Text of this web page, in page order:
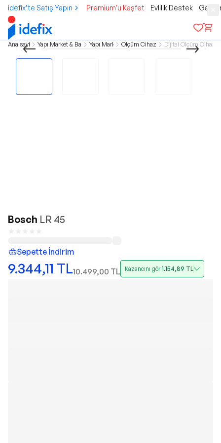
idefix’te Satış Yapın Premium'u Keşfet Evlilik Destek
Ana sayfa Yapı Market & BahçeYapı Market Ölçüm Cihazları Dijital Ölçüm
Bosch LR 45
Sepette İndirim
9.344,11 TL10.499,00 TL Kazancını gör1.154,89 TL